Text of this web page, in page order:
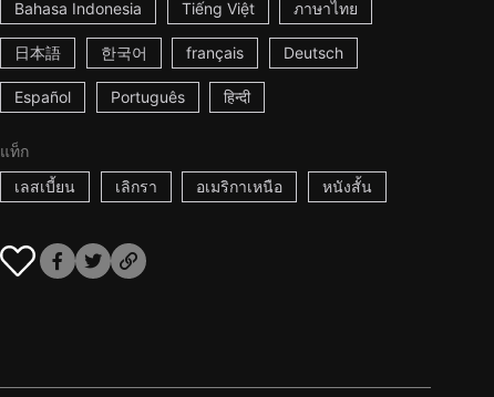
Bahasa Indonesia Tiếng Việt ภาษาไทย
日本語 한국어 français Deutsch
Español Português हिन्दी
แท็ก
เลสเบี้ยน
เลิกรา อเมริกาเหนือ หนังสั้น